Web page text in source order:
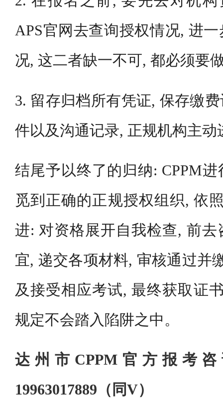
APS官网去查询授权情况, 进
况, 这二者缺一不可, 都必须要
3. 留存归档所有凭证, 保存缴
件以及沟通记录, 正规机构主动
结尾予以终了的归纳: CPPM
觅到正确的正规授权组织, 依
进: 对资格展开自我检查, 前
宜, 递交各项材料, 审核通过并
及接受相应考试, 最终获取证
规定不会踏入陷阱之中。
达州市CPPM官方报考
19963017889（同V）